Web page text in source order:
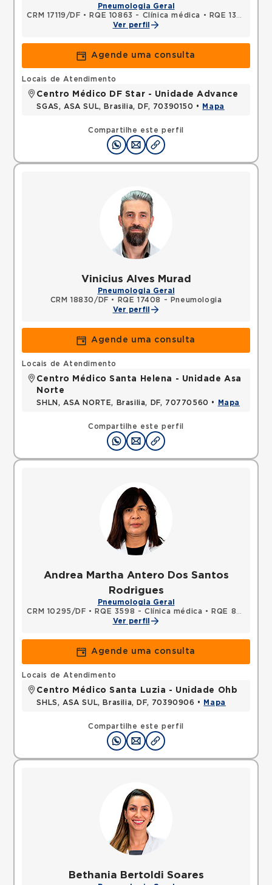
Pneumologia Geral
CRM 17119/DF • RQE 10863 - Clínica médica •
RQE 13983 - Pneumologia
Ver perfil
Agende uma consulta
Compartilhe este perfil
Locais de Atendimento
Centro Médico DF Star - Unidade Advance
SGAS, ASA SUL, Brasilia, DF, 70390150 • Mapa
Vinicius Alves Murad
Pneumologia Geral
CRM 18830/DF •
RQE 17408 - Pneumologia
Ver perfil
Agende uma consulta
Compartilhe este perfil
Locais de Atendimento
Centro Médico Santa Helena - Unidade Asa
Norte
SHLN, ASA NORTE, Brasilia, DF, 70770560 • Mapa
Andrea Martha Antero Dos Santos
Rodrigues
Pneumologia Geral
CRM 10295/DF • RQE 3598 - Clínica médica •
RQE 8868 - Pneumologia
Ver perfil
Agende uma consulta
Compartilhe este perfil
Locais de Atendimento
Centro Médico Santa Luzia - Unidade Ohb
SHLS, ASA SUL, Brasilia, DF, 70390906 • Mapa
Bethania Bertoldi Soares